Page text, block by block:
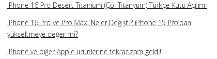
iPhone 16 Pro Desert Titanium (Çöl Titanyum) Türkçe Kutu Açılımı
iPhone 16 Pro ve Pro Max: Neler Değişti? iPhone 15 Pro’dan
yükseltmeye değer mi?
iPhone ve diğer Apple ürünlerine tekrar zam geldi!